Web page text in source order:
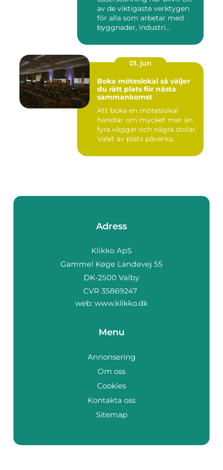
av de viktigaste verktygen
för alla som arbetar med
byggnader, industri...
01. jun
Boka möteslokal så väljer
du rätt plats för nästa
sammankomst
Att boka en möteslokal
handlar om mycket mer än
fyra väggar och några stolar.
Valet av plats påverka...
Adress
web: www.klikko.dk
Menu
Annonsering
Om oss
Cookies
Kontakta oss
Sitemap